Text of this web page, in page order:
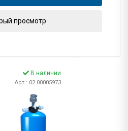
просмотр
В наличии
Арт.: 02.00005973